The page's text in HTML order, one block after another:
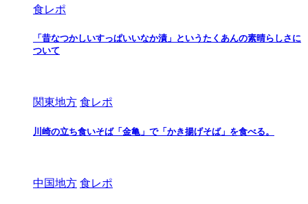
食レポ
「昔なつかしいすっぱいいなか漬」というたくあんの素晴らしさに
ついて
関東地方 食レポ
川崎の立ち食いそば「金亀」で「かき揚げそば」を食べる。
中国地方 食レポ